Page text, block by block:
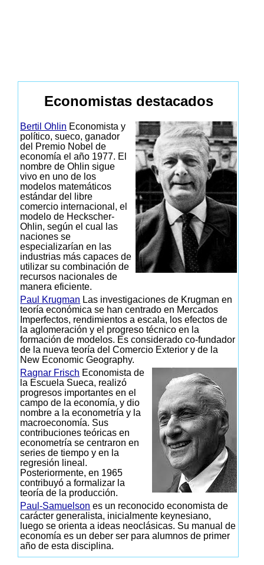
Economistas destacados
Bertil Ohlin Economista y
político, sueco, ganador
del Premio Nobel de
economía el año 1977. El
nombre de Ohlin sigue
vivo en uno de los
modelos matemáticos
estándar del libre
comercio internacional, el
modelo de Heckscher-
Ohlin, según el cual las
naciones se
especializarían en las
industrias más capaces de
utilizar su combinación de
recursos nacionales de
manera eficiente.
Paul Krugman Las investigaciones de Krugman en
teoría económica se han centrado en Mercados
Imperfectos, rendimientos a escala, los efectos de
la aglomeración y el progreso técnico en la
formación de modelos. Es considerado co-fundador
de la nueva teoría del Comercio Exterior y de la
New Economic Geography.
Ragnar Frisch Economista de
la Escuela Sueca, realizó
progresos importantes en el
campo de la economía, y dio
nombre a la econometría y la
macroeconomía. Sus
contribuciones teóricas en
econometría se centraron en
series de tiempo y en la
regresión lineal.
Posteriormente, en 1965
contribuyó a formalizar la
teoría de la producción.
Paul-Samuelson es un reconocido economista de
carácter generalista, inicialmente keynesiano,
luego se orienta a ideas neoclásicas. Su manual de
economía es un deber ser para alumnos de primer
año de esta disciplina.